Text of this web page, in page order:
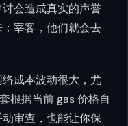
会造成真实的声誉
宰客，他们就会去
成本波动很大，尤
根据当前 gas 价格自
审查，也能让你保